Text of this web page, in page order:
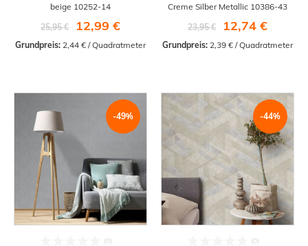
beige 10252-14
25,95 €
12,99 €
Grundpreis: 2,44 € / Quadratmeter
Creme Silber Metallic 10386-43
23,95 €
12,74 €
Grundpreis: 2,39 € / Quadratmeter
-49% -44%